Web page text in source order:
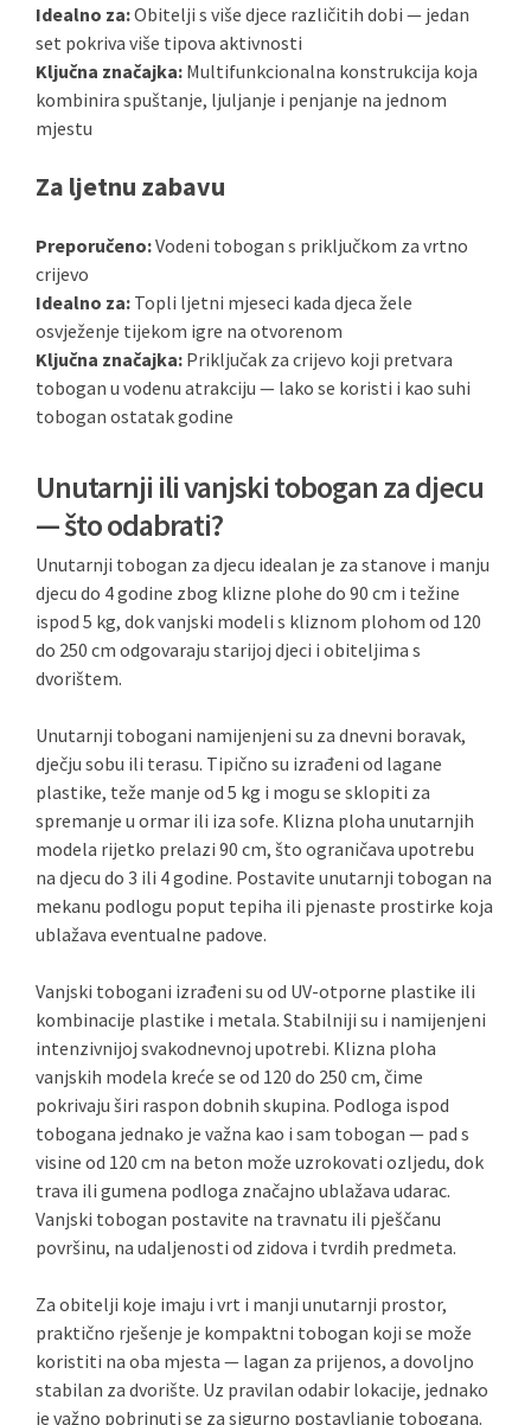
Idealno za:Obitelji s više djece različitih dobi — jedan
set pokriva više tipova aktivnosti
Ključna značajka: Multifunkcionalna konstrukcija koja
kombinira spuštanje, ljuljanje i penjanje na jednom
mjestu
Za ljetnu zabavu
Preporučeno:Vodeni tobogan s priključkom za vrtno
crijevo
Idealno za: Topli ljetni mjeseci kada djeca žele
osvježenje tijekom igre na otvorenom
Ključna značajka: Priključak za crijevo koji pretvara
tobogan u vodenu atrakciju — lako se koristi i kao suhi
tobogan ostatak godine
Unutarnji ili vanjski tobogan za djecu
— što odabrati?
Unutarnji tobogan za djecu idealan je za stanove i manju
djecu do 4 godine zbog klizne plohe do 90 cm i težine
ispod 5 kg, dok vanjski modeli s kliznom plohom od 120
do 250 cm odgovaraju starijoj djeci i obiteljima s
dvorištem.
Unutarnji tobogani namijenjeni su za dnevni boravak,
dječju sobu ili terasu. Tipično su izrađeni od lagane
plastike, teže manje od 5 kg i mogu se sklopiti za
spremanje u ormar ili iza sofe. Klizna ploha unutarnjih
modela rijetko prelazi 90 cm, što ograničava upotrebu
na djecu do 3 ili 4 godine. Postavite unutarnji tobogan na
mekanu podlogu poput tepiha ili pjenaste prostirke koja
ublažava eventualne padove.
Vanjski tobogani izrađeni su od UV-otporne plastike ili
kombinacije plastike i metala. Stabilniji su i namijenjeni
intenzivnijoj svakodnevnoj upotrebi. Klizna ploha
vanjskih modela kreće se od 120 do 250 cm, čime
pokrivaju širi raspon dobnih skupina. Podloga ispod
tobogana jednako je važna kao i sam tobogan — pad s
visine od 120 cm na beton može uzrokovati ozljedu, dok
trava ili gumena podloga značajno ublažava udarac.
Vanjski tobogan postavite na travnatu ili pješčanu
površinu, na udaljenosti od zidova i tvrdih predmeta.
Za obitelji koje imaju i vrt i manji unutarnji prostor,
praktično rješenje je kompaktni tobogan koji se može
koristiti na oba mjesta — lagan za prijenos, a dovoljno
stabilan za dvorište. Uz pravilan odabir lokacije, jednako
je važno pobrinuti se za sigurno postavljanje tobogana.